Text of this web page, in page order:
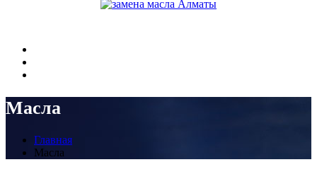
Масла
Главная
Масла